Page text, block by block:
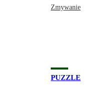
Zmywanie
PUZZLE